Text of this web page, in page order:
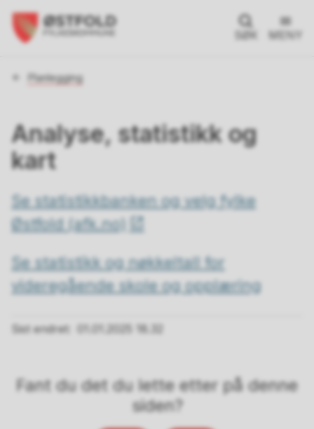
SØK MENY
Du
Planlegging
Analyse, statistikk og
kart
Se statistikkbanken og velg fylke
Østfold (afk.no)
Se statistikk og nøkkeltall for
videregående skole og opplæring
Sist endret 01.01.2025 18.32
Fant du det du lette etter på denne
siden?